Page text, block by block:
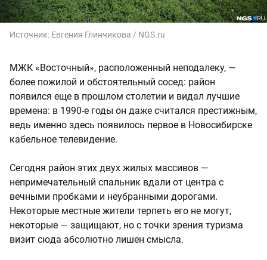
Источник: Евгения Глинчикова / NGS.ru
МЖК «Восточный», расположенный неподалеку, —
более пожилой и обстоятельный сосед: район
появился еще в прошлом столетии и видал лучшие
времена: в 1990-е годы он даже считался престижным,
ведь именно здесь появилось первое в Новосибирске
кабельное телевидение.
Сегодня район этих двух жилых массивов —
непримечательный спальник вдали от центра с
вечными пробками и неубранными дорогами.
Некоторые местные жители терпеть его не могут,
некоторые — защищают, но с точки зрения туризма
визит сюда абсолютно лишен смысла.